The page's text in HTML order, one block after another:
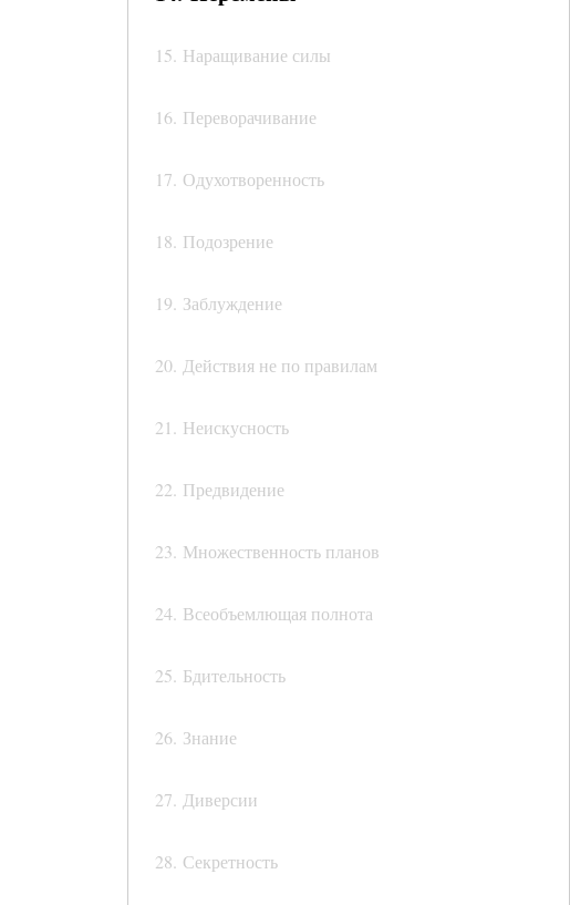
15. Наращивание силы
16. Переворачивание
17. Одухотворенность
18. Подозрение
19. Заблуждение
20. Действия не по правилам
21. Неискусность
22. Предвидение
23. Множественность планов
24. Всеобъемлющая полнота
25. Бдительность
26. Знание
27. Диверсии
28. Секретность